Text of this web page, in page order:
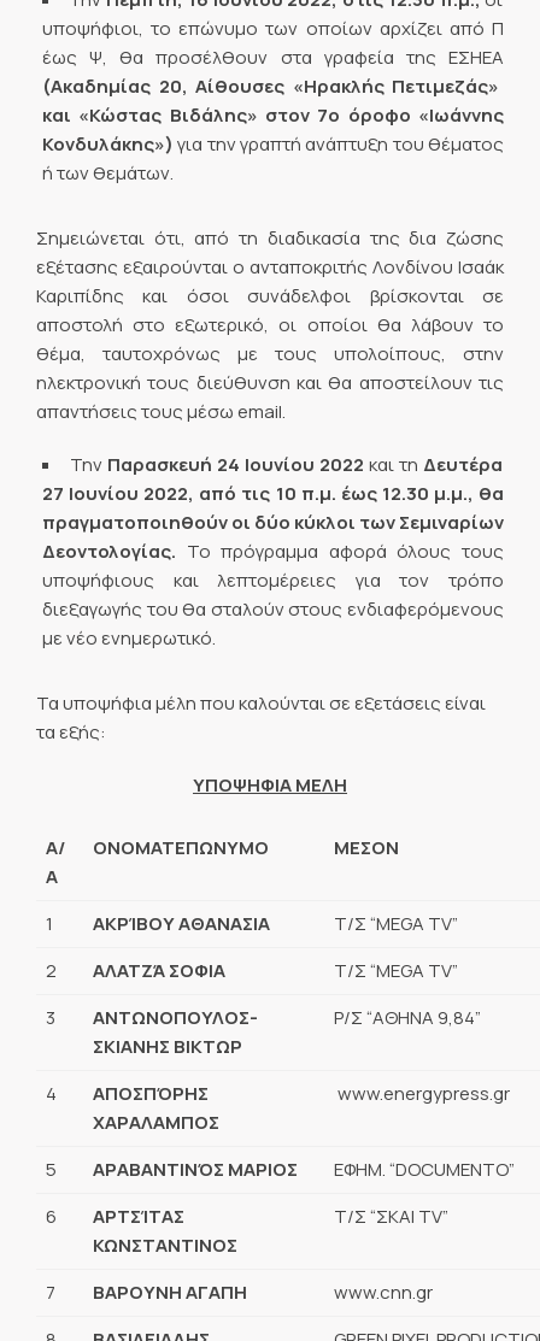
υποψήφιοι, το επώνυμο των οποίων αρχίζει από Π
έως Ψ, θα προσέλθουν στα γραφεία της ΕΣΗΕΑ
(Ακαδημίας 20, Αίθουσες «Ηρακλής Πετιμεζάς»
και «Κώστας Βιδάλης» στον 7ο όροφο «Iωάννης
Κονδυλάκης») για την γραπτή ανάπτυξη του θέματος
ή των θεμάτων.
Σημειώνεται ότι, από τη διαδικασία της δια ζώσης
εξέτασης εξαιρούνται ο ανταποκριτής Λονδίνου Ισαάκ
Καριπίδης και όσοι συνάδελφοι βρίσκονται σε
αποστολή στο εξωτερικό, οι οποίοι θα λάβουν το
θέμα, ταυτοχρόνως με τους υπολοίπους, στην
ηλεκτρονική τους διεύθυνση και θα αποστείλουν τις
απαντήσεις τους μέσω email.
Την Παρασκευή 24 Ιουνίου 2022 και τη Δευτέρα
27 Ιουνίου 2022, από τις 10 π.μ. έως 12.30 μ.μ., θα
πραγματοποιηθούν οι δύο κύκλοι των Σεμιναρίων
Δεοντολογίας. Το πρόγραμμα αφορά όλους τους
υποψήφιους και λεπτομέρειες για τον τρόπο
διεξαγωγής του θα σταλούν στους ενδιαφερόμενους
με νέο ενημερωτικό.
Τα υποψήφια μέλη που καλούνται σε εξετάσεις είναι
τα εξής:
ΥΠΟΨΗΦΙΑ ΜΕΛΗ
Α/
Α
ΟΝΟΜΑΤΕΠΩΝΥΜΟ ΜΕΣΟΝ
1 ΑΚΡΊΒΟΥ ΑΘΑΝΑΣΙΑ
Τ/Σ “MEGA TV”
2
ΑΛΑΤΖΆ ΣΟΦΙΑ
Τ/Σ “MEGA TV”
3
ΑΝΤΩΝΟΠΟΥΛΟΣ-
ΣΚΙΑΝΗΣ ΒΙΚΤΩΡ
Ρ/Σ “ΑΘΗΝΑ 9,84”
4
ΑΠΟΣΠΌΡΗΣ
ΧΑΡΑΛΑΜΠΟΣ
www.energypress.gr
5 ΑΡΑΒΑΝΤΙΝΌΣ ΜΑΡΙΟΣ
ΕΦΗΜ. “DOCUMENTO”
6
ΑΡΤΣΊΤΑΣ
ΚΩΝΣΤΑΝΤΙΝΟΣ
Τ/Σ “ΣΚΑΙ TV”
7 ΒΑΡΟΥΝΗ ΑΓΑΠΗ
www.cnn.gr